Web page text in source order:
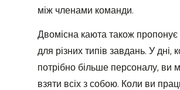
між членами команди.
Двомісна каюта також пропонує
для різних типів завдань. У дні,
потрібно більше персоналу, ви
взяти всіх з собою. Коли ви